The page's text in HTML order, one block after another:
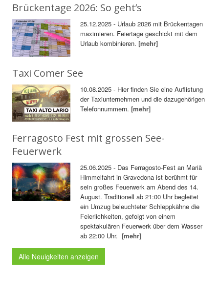
Brückentage 2026: So geht’s
25.12.2025 - Urlaub 2026 mit Brückentagen
maximieren. Feiertage geschickt mit dem
Urlaub kombinieren.[mehr]
Taxi Comer See
10.08.2025 - Hier finden Sie eine Auflistung
der Taxiunternehmen und die dazugehörigen
Telefonnummern.[mehr]
Ferragosto Fest mit grossen See-
Feuerwerk
25.06.2025 - Das Ferragosto-Fest an Mariä
Himmelfahrt in Gravedona ist berühmt für
sein großes Feuerwerk am Abend des 14.
August. Traditionell ab 21:00 Uhr begleitet
ein Umzug beleuchteter Schleppkähne die
Feierlichkeiten, gefolgt von einem
spektakulären Feuerwerk über dem Wasser
ab 22:00 Uhr.[mehr]
Alle Neuigkeiten anzeigen